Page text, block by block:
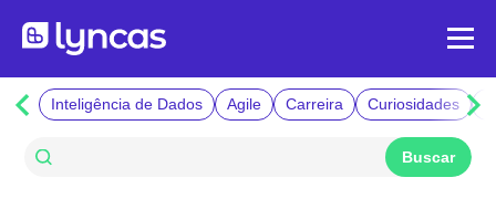
Inteligência de Dados Agile Carreira Curiosidades